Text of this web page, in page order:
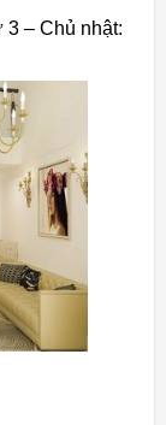
3 – Chủ nhật: